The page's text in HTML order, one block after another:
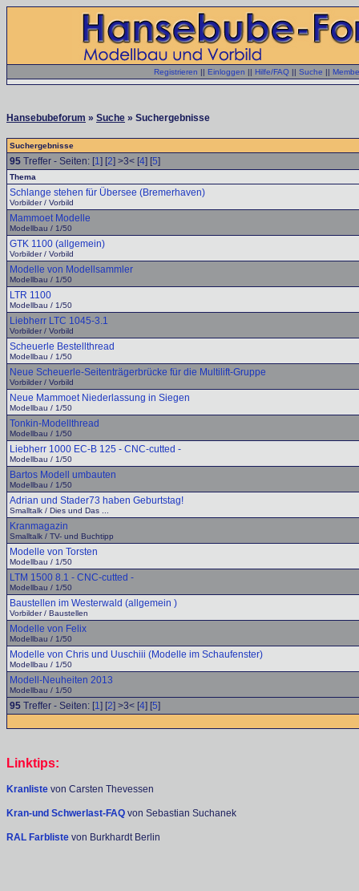
Registrieren || Einloggen || Hilfe/FAQ || Suche ||
Hansebubeforum » Suche » Suchergebnisse
Suchergebnisse
95 Treffer - Seiten: [1] [2] >3< [4] [5]
Thema
Schlange stehen für Übersee (Bremerhaven)
Vorbilder / Vorbild
Mammoet Modelle
Modellbau / 1/50
GTK 1100 (allgemein)
Vorbilder / Vorbild
Modelle von Modellsammler
Modellbau / 1/50
LTR 1100
Modellbau / 1/50
Liebherr LTC 1045-3.1
Vorbilder / Vorbild
Scheuerle Bestellthread
Modellbau / 1/50
Neue Scheuerle-Seitenträgerbrücke für die Multilift-Gruppe
Vorbilder / Vorbild
Neue Mammoet Niederlassung in Siegen
Modellbau / 1/50
Tonkin-Modellthread
Modellbau / 1/50
Liebherr 1000 EC-B 125 - CNC-cutted -
Modellbau / 1/50
Bartos Modell umbauten
Modellbau / 1/50
Adrian und Stader73 haben Geburtstag!
Smalltalk / Dies und Das ...
Kranmagazin
Smalltalk / TV- und Buchtipp
Modelle von Torsten
Modellbau / 1/50
LTM 1500 8.1 - CNC-cutted -
Modellbau / 1/50
Baustellen im Westerwald (allgemein )
Vorbilder / Baustellen
Modelle von Felix
Modellbau / 1/50
Modelle von Chris und Uuschiii (Modelle im Schaufenster)
Modellbau / 1/50
Modell-Neuheiten 2013
Modellbau / 1/50
95 Treffer - Seiten: [1] [2] >3< [4] [5]
Linktips:
Kranliste von Carsten Thevessen
Kran-und Schwerlast-FAQ von Sebastian Suchanek
RAL Farbliste von Burkhardt Berlin